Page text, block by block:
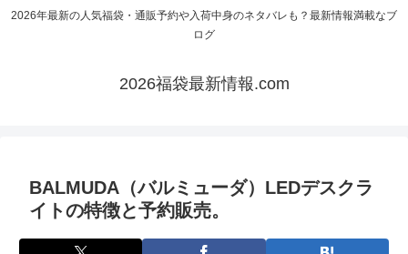
2026年最新の人気福袋・通販予約や入荷中身のネタバレも？最新情報満載なブ
ログ
2026福袋最新情報.com
BALMUDA（バルミューダ）LEDデスクラ
イトの特徴と予約販売。